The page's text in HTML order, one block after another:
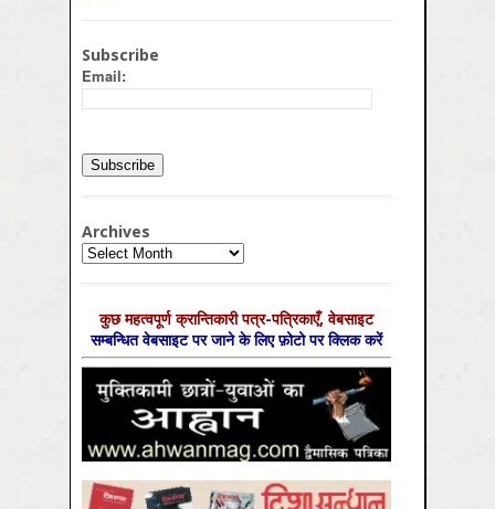
Subscribe
Email:
Archives
Archives
कुछ महत्‍वपूर्ण क्रान्तिकारी पत्र-पत्रिकाएँ, वेबसाइट
सम्‍बन्धित वेबसाइट पर जाने के लिए फ़ोटो पर क्लिक करें